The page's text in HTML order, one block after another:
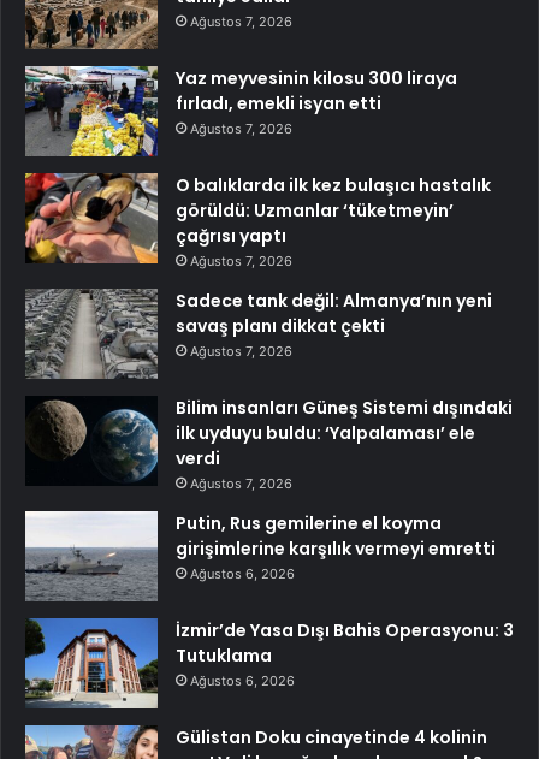
Ağustos 7, 2026
Yaz meyvesinin kilosu 300 liraya
fırladı, emekli isyan etti
Ağustos 7, 2026
O balıklarda ilk kez bulaşıcı hastalık
görüldü: Uzmanlar ‘tüketmeyin’
çağrısı yaptı
Ağustos 7, 2026
Sadece tank değil: Almanya’nın yeni
savaş planı dikkat çekti
Ağustos 7, 2026
Bilim insanları Güneş Sistemi dışındaki
ilk uyduyu buldu: ‘Yalpalaması’ ele
verdi
Ağustos 7, 2026
Putin, Rus gemilerine el koyma
girişimlerine karşılık vermeyi emretti
Ağustos 6, 2026
İzmir’de Yasa Dışı Bahis Operasyonu: 3
Tutuklama
Ağustos 6, 2026
Gülistan Doku cinayetinde 4 kolinin